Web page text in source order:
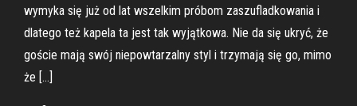
wymyka się już od lat wszelkim próbom zaszufladkowania i
dlatego też kapela ta jest tak wyjątkowa. Nie da się ukryć, że
goście mają swój niepowtarzalny styl i trzymają się go, mimo
że […]